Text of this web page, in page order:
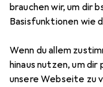
brauchen wir, um dir
Basisfunktionen wie
Wenn du allem
hinaus nutzen, um
unsere Webseite zu
Zubehör für
CBS350-
Hier findest du